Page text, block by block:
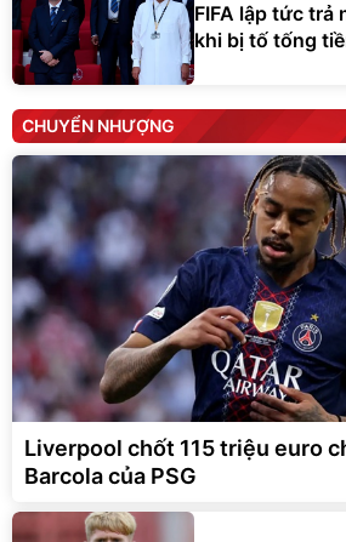
FIFA lập tức trả
khi bị tố tống
CHUYỂN NHƯỢNG
Liverpool chốt 115 triệu euro
Barcola của PSG